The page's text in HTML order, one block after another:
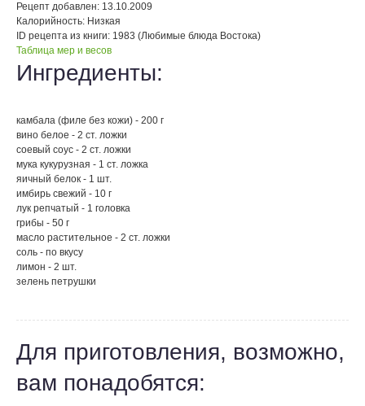
Рецепт добавлен: 13.10.2009
Калорийность: Низкая
ID рецепта из книги: 1983 (Любимые блюда Востока)
Таблица мер и весов
Ингредиенты:
камбала (филе без кожи) - 200 г
вино белое - 2 ст. ложки
соевый соус - 2 ст. ложки
мука кукурузная - 1 ст. ложка
яичный белок - 1 шт.
имбирь свежий - 10 г
лук репчатый - 1 головка
грибы - 50 г
масло растительное - 2 ст. ложки
соль - по вкусу
лимон - 2 шт.
зелень петрушки
Для приготовления, возможно,
вам понадобятся: